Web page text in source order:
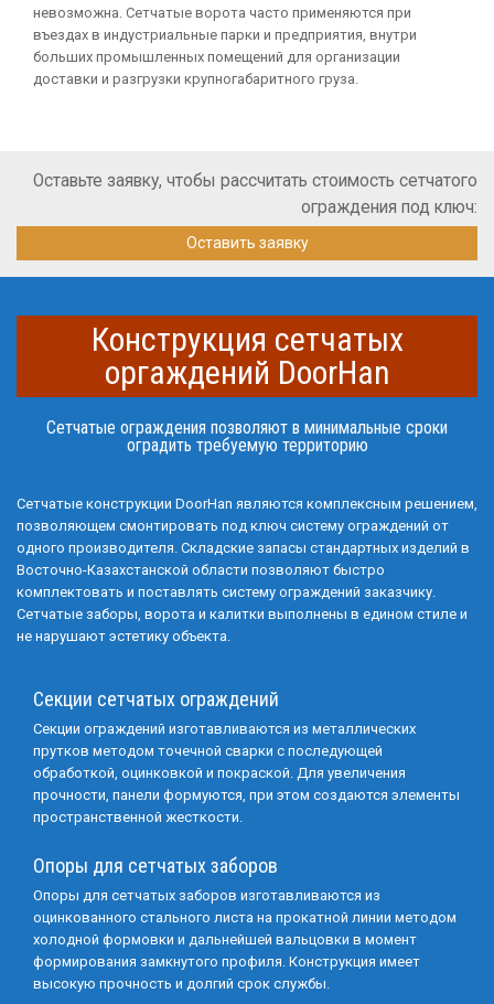
невозможна. Сетчатые ворота часто применяются при
въездах в индустриальные парки и предприятия, внутри
больших промышленных помещений для организации
доставки и разгрузки крупногабаритного груза.
Оставьте заявку, чтобы рассчитать стоимость сетчатого
ограждения под ключ:
Оставить заявку
Конструкция сетчатых
оргаждений DoorHan
Сетчатые ограждения позволяют в минимальные сроки
оградить требуемую территорию
Сетчатые конструкции DoorHan являются комплексным решением,
позволяющем смонтировать под ключ систему ограждений от
одного производителя. Складские запасы стандартных изделий в
Восточно-Казахстанской области позволяют быстро
комплектовать и поставлять систему ограждений заказчику.
Сетчатые заборы, ворота и калитки выполнены в едином стиле и
не нарушают эстетику объекта.
Секции сетчатых ограждений
Секции ограждений изготавливаются из металлических
прутков методом точечной сварки с последующей
обработкой, оцинковкой и покраской. Для увеличения
прочности, панели формуются, при этом создаются элементы
пространственной жесткости.
Опоры для сетчатых заборов
Опоры для сетчатых заборов изготавливаются из
оцинкованного стального листа на прокатной линии методом
холодной формовки и дальнейшей вальцовки в момент
формирования замкнутого профиля. Конструкция имеет
высокую прочность и долгий срок службы.